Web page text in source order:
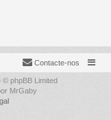
Contacte-nos
phpBB Limited
MrGaby